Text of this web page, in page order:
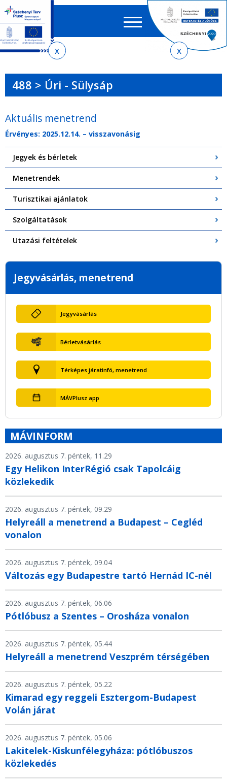
menetrendkeresőhöz
almenühöz
tartalomra
oldaltérképre
EN HU
űrlap
488 > Úri - Sülysáp
Aktuális menetrend
Érvényes: 2025.12.14. – visszavonásig
Jegyek és bérletek
Menetrendek
Turisztikai ajánlatok
Szolgáltatások
Utazási feltételek
Jegyvásárlás, menetrend
Jegyvásárlás
Bérletvásárlás
Térképes járatinfó, menetrend
MÁVPlusz app
MÁVINFORM
2026. augusztus 7. péntek, 11.29
Egy Helikon InterRégió csak Tapolcáig
közlekedik
2026. augusztus 7. péntek, 09.29
Helyreáll a menetrend a Budapest – Cegléd
vonalon
2026. augusztus 7. péntek, 09.04
Változás egy Budapestre tartó Hernád IC-nél
2026. augusztus 7. péntek, 06.06
Pótlóbusz a Szentes – Orosháza vonalon
2026. augusztus 7. péntek, 05.44
Helyreáll a menetrend Veszprém térségében
2026. augusztus 7. péntek, 05.22
Kimarad egy reggeli Esztergom-Budapest
Volán járat
2026. augusztus 7. péntek, 05.06
Lakitelek-Kiskunfélegyháza: pótlóbuszos
közlekedés